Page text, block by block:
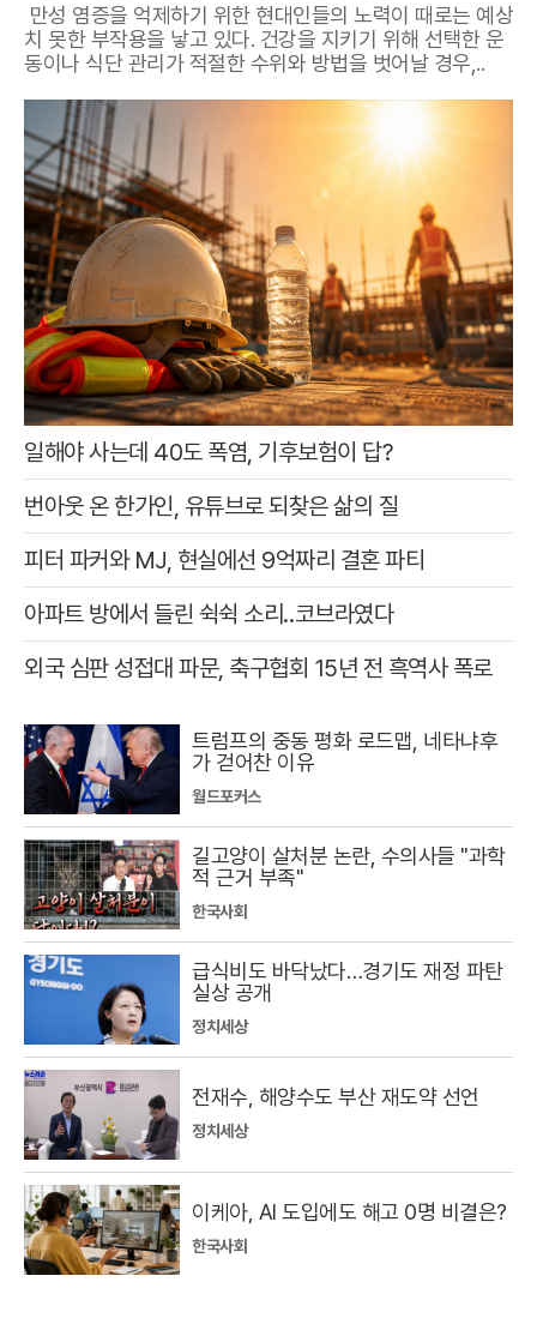
만성 염증을 억제하기 위한 현대인들의 노력이 때로는 예상
치 못한 부작용을 낳고 있다. 건강을 지키기 위해 선택한 운
동이나 식단 관리가 적절한 수위와 방법을 벗어날 경우,..
일해야 사는데 40도 폭염, 기후보험이 답?
번아웃 온 한가인, 유튜브로 되찾은 삶의 질
피터 파커와 MJ, 현실에선 9억짜리 결혼 파티
아파트 방에서 들린 쉭쉭 소리‥코브라였다
외국 심판 성접대 파문, 축구협회 15년 전 흑역사 폭로
트럼프의 중동 평화 로드맵, 네타냐후
가 걷어찬 이유
월드포커스
길고양이 살처분 논란, 수의사들 "과학
적 근거 부족"
한국사회
급식비도 바닥났다…경기도 재정 파탄
실상 공개
정치세상
전재수, 해양수도 부산 재도약 선언
정치세상
이케아, AI 도입에도 해고 0명 비결은?
한국사회